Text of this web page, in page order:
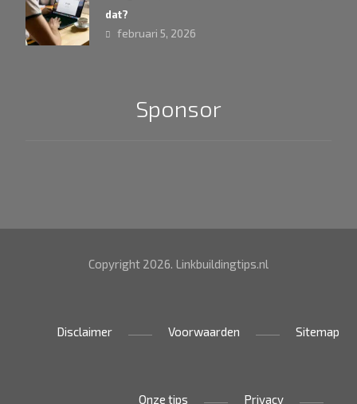
dat?
februari 5, 2026
Sponsor
Copyright 2026. Linkbuildingtips.nl
Sitemap
Voorwaarden
Disclaimer
Privacy
Onze tips